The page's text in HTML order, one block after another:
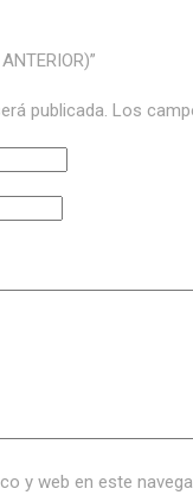
publicada. Los
y web en este